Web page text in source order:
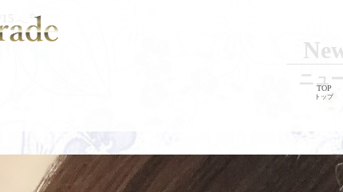
TOP
トップ
15𓂃꙳⋆
ニュ